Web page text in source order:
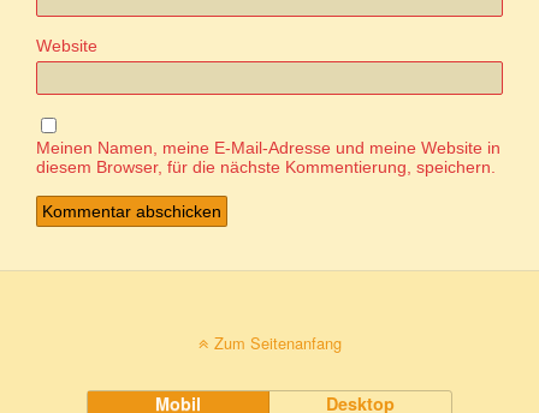
Website
Meinen Namen, meine E-Mail-Adresse und meine Website in
diesem Browser, für die nächste Kommentierung, speichern.
Zum Seitenanfang
Mobil Desktop